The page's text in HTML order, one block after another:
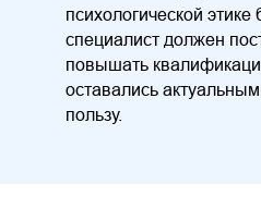
психологической
специалист должен
повышать
оставались
пользу.